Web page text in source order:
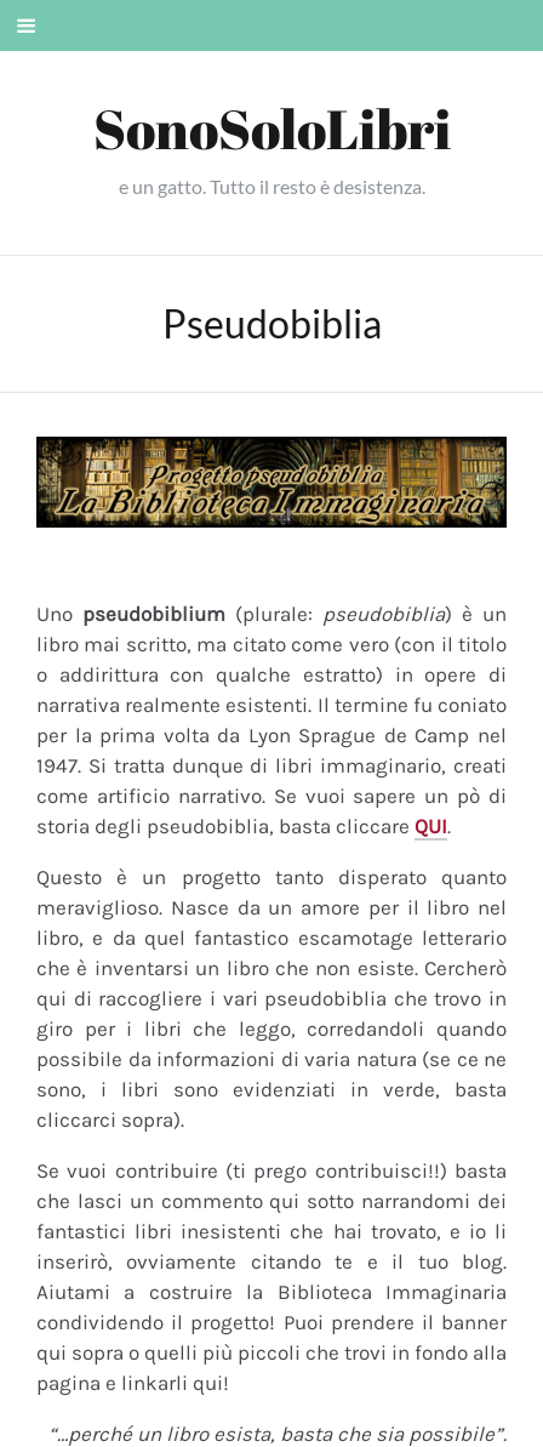
Skip
SonoSoloLibri
e un gatto. Tutto il resto è desistenza.
Pseudobiblia
Uno pseudobiblium (plurale: pseudobiblia) è un
libro mai scritto, ma citato come vero (con il titolo
o addirittura con qualche estratto) in opere di
narrativa realmente esistenti. Il termine fu coniato
per la prima volta da Lyon Sprague de Camp nel
1947. Si tratta dunque di libri immaginario, creati
come artificio narrativo. Se vuoi sapere un pò di
storia degli pseudobiblia, basta cliccare QUI.
Questo è un progetto tanto disperato quanto
meraviglioso. Nasce da un amore per il libro nel
libro, e da quel fantastico escamotage letterario
che è inventarsi un libro che non esiste. Cercherò
qui di raccogliere i vari pseudobiblia che trovo in
giro per i libri che leggo, corredandoli quando
possibile da informazioni di varia natura (se ce ne
sono, i libri sono evidenziati in verde, basta
cliccarci sopra).
Se vuoi contribuire (ti prego contribuisci!!) basta
che lasci un commento qui sotto narrandomi dei
fantastici libri inesistenti che hai trovato, e io li
inserirò, ovviamente citando te e il tuo blog.
Aiutami a costruire la Biblioteca Immaginaria
condividendo il progetto! Puoi prendere il banner
qui sopra o quelli più piccoli che trovi in fondo alla
pagina e linkarli qui!
“…perché un libro esista, basta che sia possibile”.